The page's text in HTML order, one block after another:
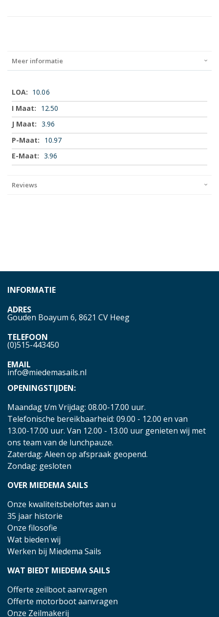
Meer informatie
Meer
informatie
10.06
12.50
3.96
10.97
3.96
Reviews
INFORMATIE
ADRES
Gouden Boayum 6, 8621 CV Heeg
TELEFOON
(0)515-443450
EMAIL
info@miedemasails.nl
OPENINGSTIJDEN:
Maandag t/m Vrijdag: 08.00-17.00 uur.
Telefonische bereikbaarheid: 09.00 - 12.00 en van
13.00-17.00 uur. Van 12.00 - 13.00 uur genieten wij met
ons team van de lunchpauze.
Zaterdag: Aleen op afspraak geopend.
Zondag: gesloten
OVER MIEDEMA SAILS
Onze kwaliteitsbeloftes aan u
35 jaar historie
Onze filosofie
Wat bieden wij
Werken bij Miedema Sails
WAT BIEDT MIEDEMA SAILS
Offerte zeilboot aanvragen
Offerte motorboot aanvragen
Onze Zeilmakerij